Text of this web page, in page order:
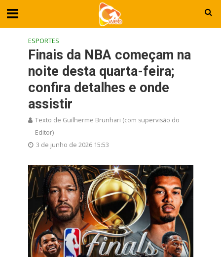
ESPORTES
Finais da NBA começam na
noite desta quarta-feira;
confira detalhes e onde
assistir
Texto de Guilherme Brunhari (com supervisão do
Editor)
3 de junho de 2026 15:53